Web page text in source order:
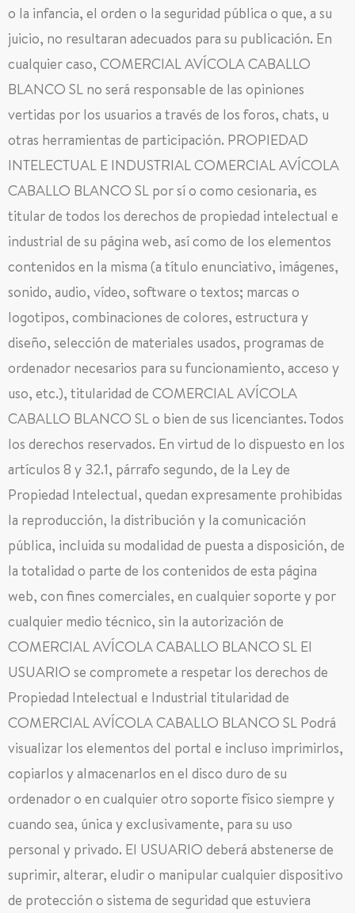
o la infancia, el orden o la seguridad pública o que, a su
juicio, no resultaran adecuados para su publicación. En
cualquier caso, COMERCIAL AVÍCOLA CABALLO
BLANCO SL no será responsable de las opiniones
vertidas por los usuarios a través de los foros, chats, u
otras herramientas de participación. PROPIEDAD
INTELECTUAL E INDUSTRIAL COMERCIAL AVÍCOLA
CABALLO BLANCO SL por sí o como cesionaria, es
titular de todos los derechos de propiedad intelectual e
industrial de su página web, así como de los elementos
contenidos en la misma (a título enunciativo, imágenes,
sonido, audio, vídeo, software o textos; marcas o
logotipos, combinaciones de colores, estructura y
diseño, selección de materiales usados, programas de
ordenador necesarios para su funcionamiento, acceso y
uso, etc.), titularidad de COMERCIAL AVÍCOLA
CABALLO BLANCO SL o bien de sus licenciantes. Todos
los derechos reservados. En virtud de lo dispuesto en los
artículos 8 y 32.1, párrafo segundo, de la Ley de
Propiedad Intelectual, quedan expresamente prohibidas
la reproducción, la distribución y la comunicación
pública, incluida su modalidad de puesta a disposición, de
la totalidad o parte de los contenidos de esta página
web, con fines comerciales, en cualquier soporte y por
cualquier medio técnico, sin la autorización de
COMERCIAL AVÍCOLA CABALLO BLANCO SL El
USUARIO se compromete a respetar los derechos de
Propiedad Intelectual e Industrial titularidad de
COMERCIAL AVÍCOLA CABALLO BLANCO SL Podrá
visualizar los elementos del portal e incluso imprimirlos,
copiarlos y almacenarlos en el disco duro de su
ordenador o en cualquier otro soporte físico siempre y
cuando sea, única y exclusivamente, para su uso
personal y privado. El USUARIO deberá abstenerse de
suprimir, alterar, eludir o manipular cualquier dispositivo
de protección o sistema de seguridad que estuviera